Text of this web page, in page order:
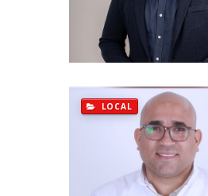
LOCAL